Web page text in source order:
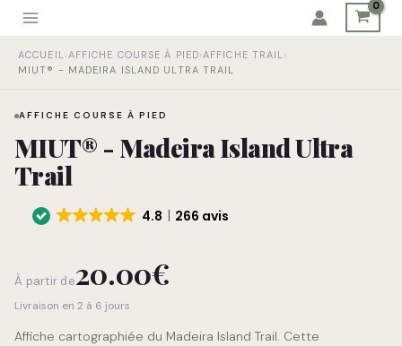
Aller
contenu
ACCUEIL › AFFICHE COURSE À PIED› AFFICHE TRAIL ›
MIUT® - MADEIRA ISLAND ULTRA TRAIL
AFFICHE COURSE À PIED
MIUT® - Madeira Island Ultra
Trail
4.8 266 avis
À partir de20.00€
Livraison en 2 à 6 jours
Affiche cartographiée du Madeira Island Trail. Cette
de
Island
Trail